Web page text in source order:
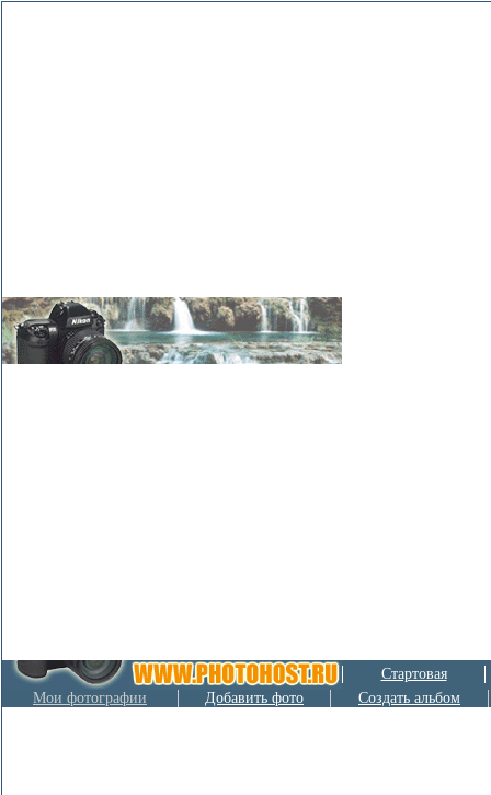
Стартовая
Мои фотографии
Добавить фото Создать альбом